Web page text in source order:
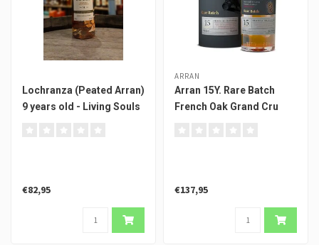
Lochranza (Peated Arran)
9 years old - Living Souls
€82,95
ARRAN
Arran 15Y. Rare Batch
French Oak Grand Cru
€137,95